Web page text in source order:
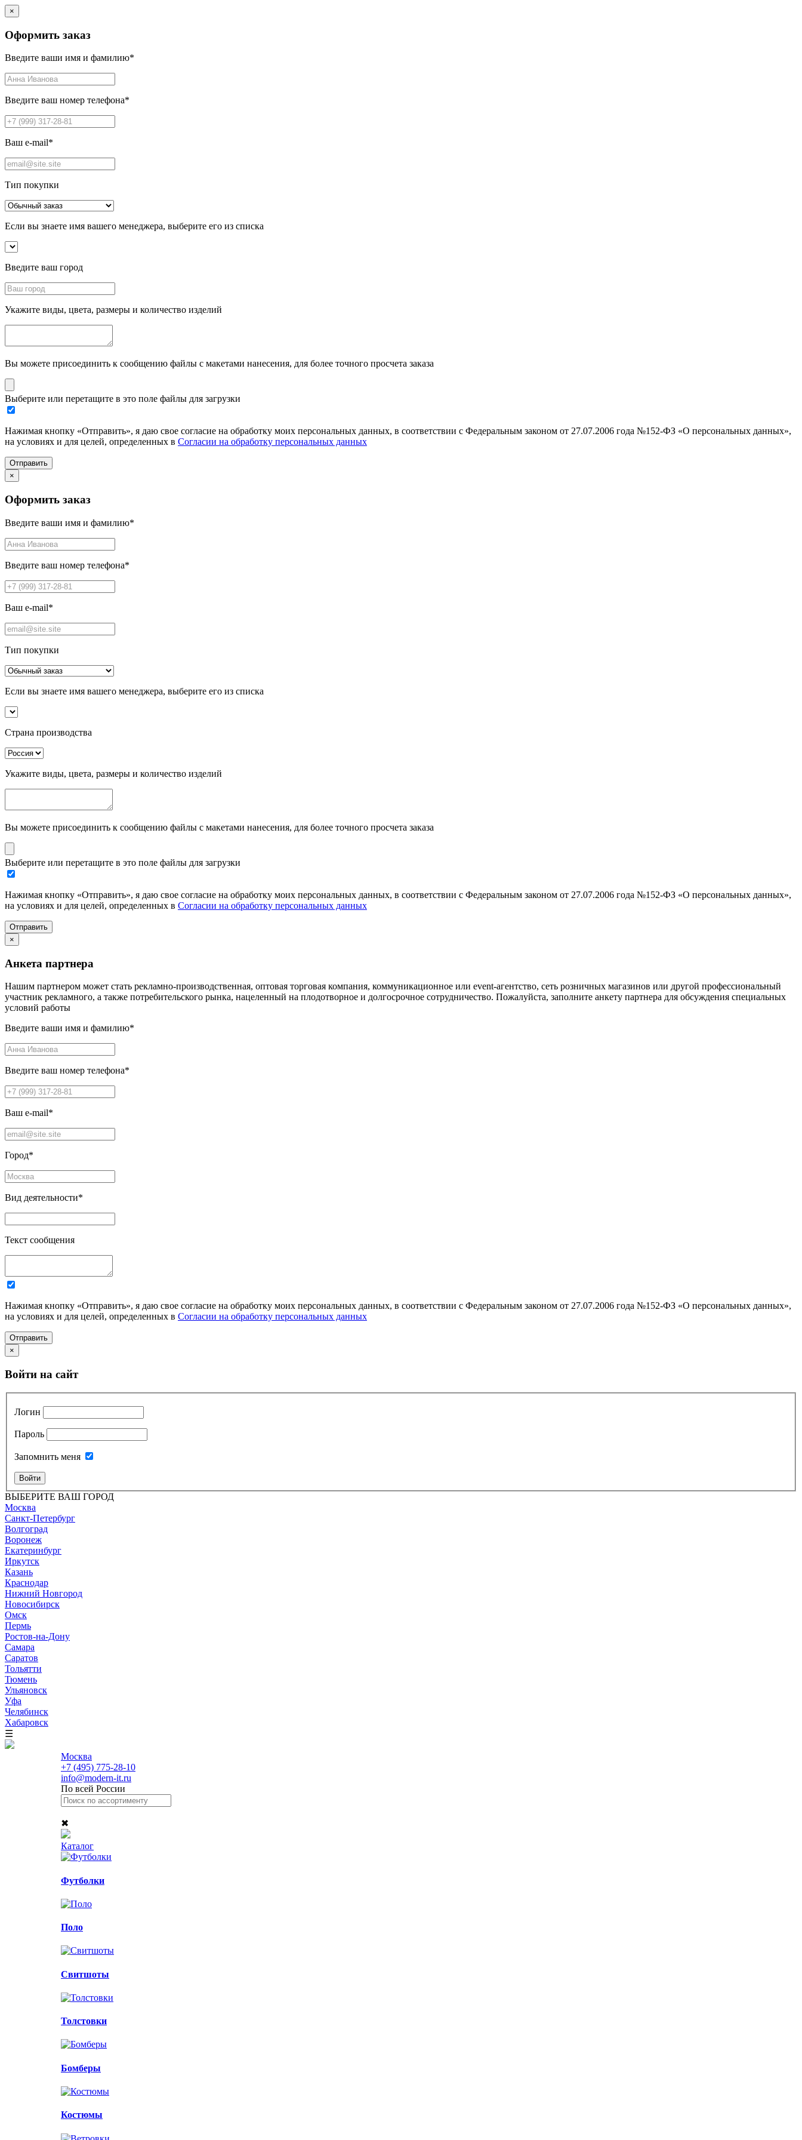
×
Оформить заказ
Введите ваши имя и фамилию*
Введите ваш номер телефона*
Ваш e-mail*
Тип покупки
Если вы знаете имя вашего менеджера, выберите его из списка
Введите ваш город
Укажите виды, цвета, размеры и количество изделий
Вы можете присоединить к сообщению файлы с макетами нанесения, для более точного просчета заказа
Выберите или перетащите в это поле файлы для загрузки
Нажимая кнопку «Отправить», я даю свое согласие на обработку моих персональных данных, в соответствии с Федеральным законом от 27.07.2006 года №152-ФЗ «О персональных данных»,
на условиях и для целей, определенных в Согласии на обработку персональных данных
Отправить
×
Оформить заказ
Введите ваши имя и фамилию*
Введите ваш номер телефона*
Ваш e-mail*
Тип покупки
Если вы знаете имя вашего менеджера, выберите его из списка
Страна производства
Укажите виды, цвета, размеры и количество изделий
Вы можете присоединить к сообщению файлы с макетами нанесения, для более точного просчета заказа
Выберите или перетащите в это поле файлы для загрузки
Нажимая кнопку «Отправить», я даю свое согласие на обработку моих персональных данных, в соответствии с Федеральным законом от 27.07.2006 года №152-ФЗ «О персональных данных»,
на условиях и для целей, определенных в Согласии на обработку персональных данных
Отправить
×
Анкета партнера
Нашим партнером может стать рекламно-производственная, оптовая торговая компания, коммуникационное или event-агентство, сеть розничных магазинов или другой профессиональный
участник рекламного, а также потребительского рынка, нацеленный на плодотворное и долгосрочное сотрудничество. Пожалуйста, заполните анкету партнера для обсуждения специальных
условий работы
Введите ваши имя и фамилию*
Введите ваш номер телефона*
Ваш e-mail*
Город*
Вид деятельности*
Текст сообщения
Нажимая кнопку «Отправить», я даю свое согласие на обработку моих персональных данных, в соответствии с Федеральным законом от 27.07.2006 года №152-ФЗ «О персональных данных»,
на условиях и для целей, определенных в Согласии на обработку персональных данных
Отправить
×
Войти на сайт
Логин
Пароль
Запомнить меня
Войти
ВЫБЕРИТЕ ВАШ ГОРОД
Москва
Санкт-Петербург
Волгоград
Воронеж
Екатеринбург
Иркутск
Казань
Краснодар
Нижний Новгород
Новосибирск
Омск
Пермь
Ростов-на-Дону
Самара
Саратов
Тольятти
Тюмень
Ульяновск
Уфа
Челябинск
Хабаровск
☰
Москва
+7 (495) 775-28-10
info@modern-it.ru
По всей России
✖
Каталог
Футболки
Поло
Свитшоты
Толстовки
Бомберы
Костюмы